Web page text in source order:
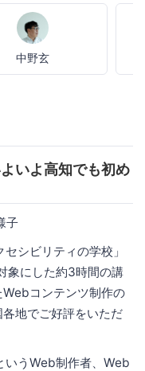
中野玄
いよ高知でも初め
シビリティの学校」
象にした約3時間の講
コンテンツ制作の
地でご好評をいただ
いうWeb制作者、Web